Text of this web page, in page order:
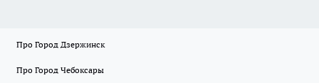
Про Город Дзержинск
Про Город Чебоксары